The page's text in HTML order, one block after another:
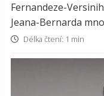
Fernandeze-
Jeana-Bernarda
Délka čtení: 1 min